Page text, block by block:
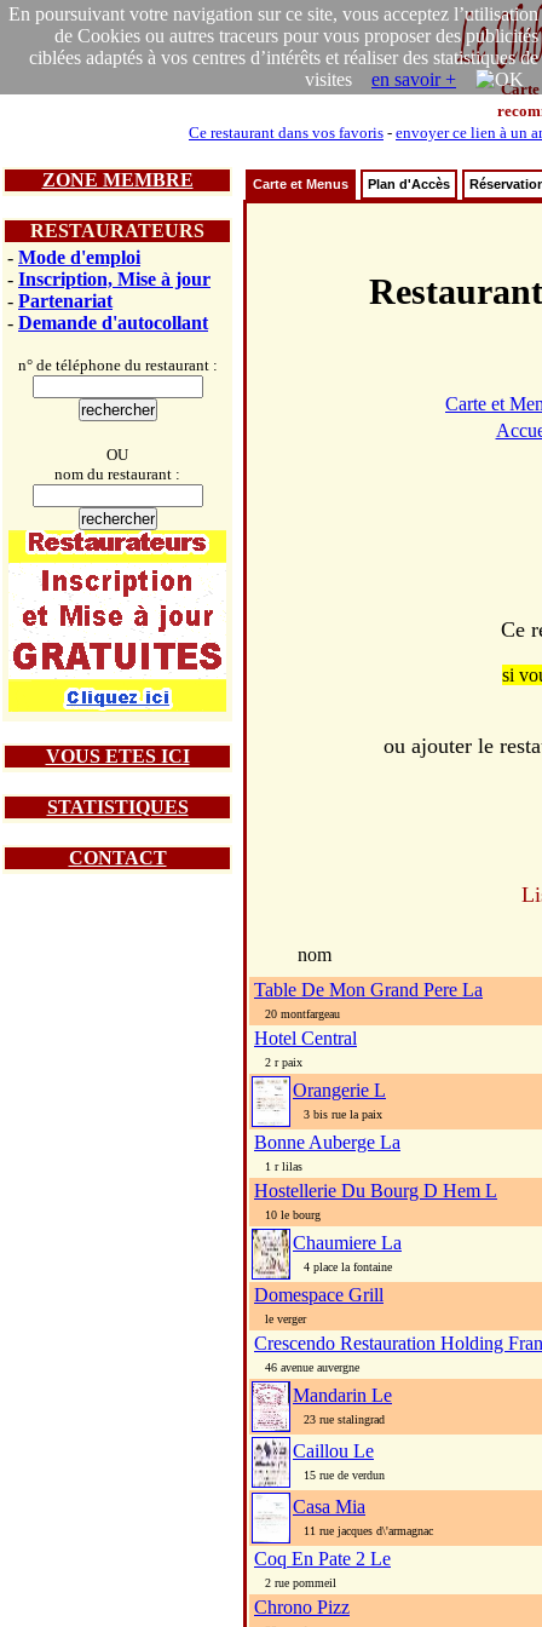
En poursuivant votre navigation sur ce site, vous acceptez l’utilisation
de Cookies ou autres traceurs pour vous proposer des publicités
ciblées adaptés à vos centres d’intérêts et réaliser des statistiques de
visites en savoir +
Carte
Ce restaurant dans vos favoris - envoyer ce lien à un
ZONE MEMBRE
RESTAURATEURS
- Mode d'emploi
- Inscription, Mise à jour
- Partenariat
- Demande d'autocollant
n° de téléphone du restaurant :
OU
nom du restaurant :
VOUS ETES ICI
STATISTIQUES
CONTACT
Carte et Menus Plan d'Accès
Carte et
Ce
si
ou ajouter le
nom
Table De Mon Grand Pere La
20 montfargeau
Hotel Central
2 r paix
Orangerie L
3 bis rue la paix
Bonne Auberge La
1 r lilas
Hostellerie Du Bourg D Hem L
10 le bourg
Chaumiere La
4 place la fontaine
Domespace Grill
le verger
Crescendo Restauration Holding
46 avenue auvergne
Mandarin Le
23 rue stalingrad
Caillou Le
15 rue de verdun
Casa Mia
11 rue jacques d\'armagnac
Coq En Pate 2 Le
2 rue pommeil
Chrono Pizz